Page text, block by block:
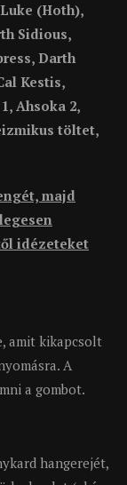
(Hoth),
Sidious,
Darth
Kestis,
Ahsoka 2,
töltet,
majd
idézeteket
amit kikapcsolt
A
a gombot.
hangerejét,